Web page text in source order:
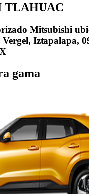
TLAHUAC
Mitsubishi
Iztapalapa,
gama